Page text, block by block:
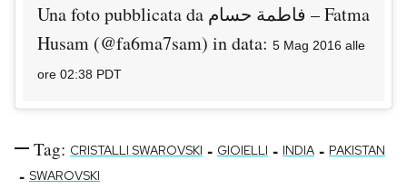
Una foto pubblicata da فاطمة حسام – Fatma
Husam (@fa6ma7sam) in data: 5 Mag 2016 alle
ore 02:38 PDT
Tag: CRISTALLI SWAROVSKI - GIOIELLI - INDIA - PAKISTAN
- SWAROVSKI